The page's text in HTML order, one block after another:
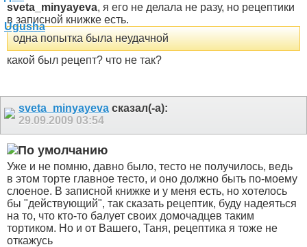
sveta_minyayeva, я его не делала не разу, но рецептики
в записной книжке есть.
одна попытка была неудачной
какой был рецепт? что не так?
sveta_minyayeva сказал(-а):
29.09.2009 03:54
Уже и не помню, давно было, тесто не получилось, ведь
в этом торте главное тесто, и оно должно быть по-моему
слоеное. В записной книжке и у меня есть, но хотелось
бы "действующий", так сказать рецептик, буду надеяться
на то, что кто-то балует своих домочадцев таким
тортиком. Но и от Вашего, Таня, рецептика я тоже не
откажусь